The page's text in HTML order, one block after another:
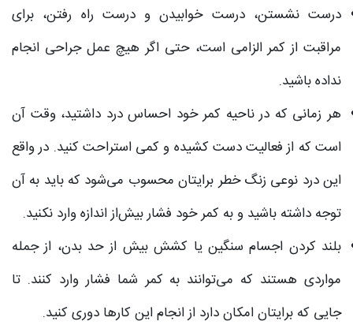
درست نشستن، درست خوابیدن و درست راه رفتن، برای
مراقبت از کمر الزامی است، حتی اگر هیچ عمل جراحی انجام
نداده باشید.
هر زمانی که در ناحیه کمر خود احساس درد داشتید، وقت آن
است که از فعالیت دست کشیده و کمی استراحت کنید. در واقع
این درد نوعی زنگ خطر برایتان محسوب می‌شود که باید به آن
توجه داشته باشید و به کمر خود فشار بیش‌از اندازه وارد نکنید.
بلند کردن اجسام سنگین یا کشش بیش از حد بدن، از جمله
مواردی هستند که می‌توانند به کمر شما فشار وارد کنند. تا
جایی که برایتان امکان دارد از انجام این کارها دوری کنید.